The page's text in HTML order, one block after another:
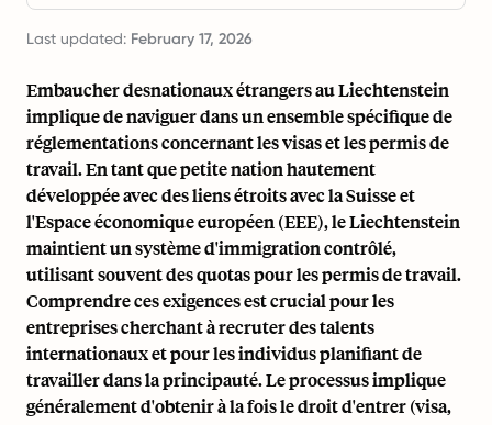
Last updated: February 17, 2026
Embaucher desnationaux étrangers au Liechtenstein
implique de naviguer dans un ensemble spécifique de
réglementations concernant les visas et les permis de
travail. En tant que petite nation hautement
développée avec des liens étroits avec la Suisse et
l'Espace économique européen (EEE), le Liechtenstein
maintient un système d'immigration contrôlé,
utilisant souvent des quotas pour les permis de travail.
Comprendre ces exigences est crucial pour les
entreprises cherchant à recruter des talents
internationaux et pour les individus planifiant de
travailler dans la principauté. Le processus implique
généralement d'obtenir à la fois le droit d'entrer (visa,